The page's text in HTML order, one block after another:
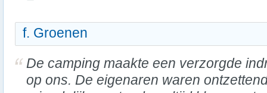
f. Groenen
De camping maakte een verzorgde
op ons. De eigenaren waren